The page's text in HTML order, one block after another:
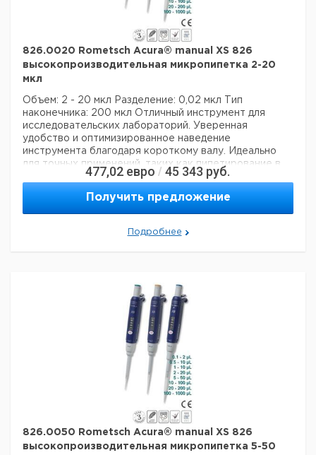
826.0020 Rometsch Acura® manual XS 826
высокопроизводительная микропипетка 2-20
мкл
Объем: 2 - 20 мкл Разделение: 0,02 мкл
Тип
наконечника: 200 мкл Отличный инструмент для
исследовательских лабораторий. Уверенная
удобство и оптимизированное наведение
инструмента благодаря короткому валу. Идеально
для точных применений, таких как пипетирование в
микропробирках. Инновационная концепция
уплотнительных колец означает чрезвычайно
бережное пипетирование и снижение усталости рук
во время рабочих процессов. Непревзойденные
рабочие характеристики и долговечность
дозированию.
20 мкл
1
руководство
Данные для перевозки (реальные данные могут
477,02 евро / 45 343 руб.
Получить предложение
Подробнее
826.0050 Rometsch Acura® manual XS 826
высокопроизводительная микропипетка 5-50